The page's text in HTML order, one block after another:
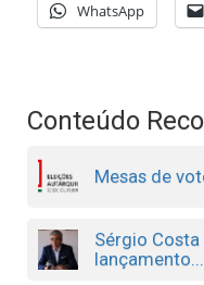
WhatsApp
Conteúdo
Mesas de
Sérgio
lançamento...